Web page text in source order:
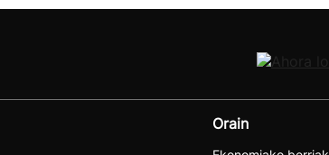
Orain